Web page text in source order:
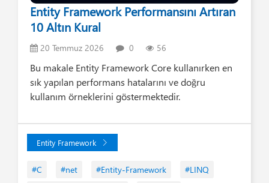
Entity Framework Performansını Artıran
10 Altın Kural
20 Temmuz 2026 0 56
Bu makale Entity Framework Core kullanırken en
sık yapılan performans hatalarını ve doğru
kullanım örneklerini göstermektedir.
Entity Framework
#C #net #Entity-Framework
#LINQ